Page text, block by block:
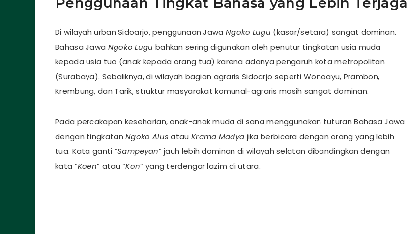
Di wilayah urban Sidoarjo, penggunaan Jawa Ngoko Lugu (kasar/setara) sangat dominan.
Bahasa Jawa Ngoko Lugu bahkan sering digunakan oleh penutur tingkatan usia muda
kepada usia tua (anak kepada orang tua) karena adanya pengaruh kota metropolitan
(Surabaya). Sebaliknya, di wilayah bagian agraris Sidoarjo seperti Wonoayu, Prambon,
Krembung, dan Tarik, struktur masyarakat komunal-agraris masih sangat dominan.
Pada percakapan keseharian, anak-anak muda di sana menggunakan tuturan Bahasa Jawa
dengan tingkatanNgoko Alusatau Krama Madya jika berbicara dengan orang yang lebih
tua. Kata ganti “Sampeyan” jauh lebih dominan di wilayah selatan dibandingkan dengan
kata “Koen” atau “Kon” yang terdengar lazim di utara.